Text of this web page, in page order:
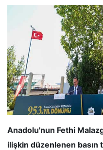
Anadolu'nun Fethi
ilişkin düzenlenen basın